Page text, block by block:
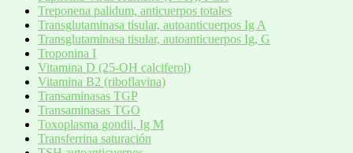
Treponena palidum, anticuerpos totales
Transglutaminasa tisular, autoanticuerpos Ig A
Transglutaminasa tisular, autoanticuerpos Ig, G
Troponina I
Vitamina D (25-OH calciferol)
Vitamina B2 (riboflavina)
Transaminasas TGP
Transaminasas TGO
Toxoplasma gondii, Ig M
Transferrina saturación